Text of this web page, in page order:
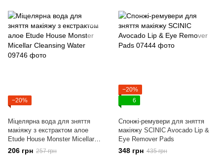
−20%
Міцелярна вода для зняття
макіяжу з екстрактом алое
Etude House Monster Micellar
Cleansing Water
206 грн 257 грн
−20%
6
Спонжі-ремувери для зняття
макіяжу SCINIC Avocado Lip &
Eye Remover Pads
348 грн 435 грн